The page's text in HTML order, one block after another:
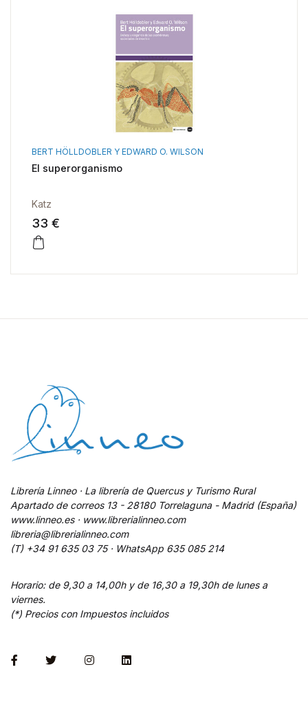
BERT HÖLLDOBLER Y EDWARD O. WILSON
El superorganismo
Katz
33 €
Librería Linneo · La librería de Quercus y Turismo Rural
Apartado de correos 13 - 28180 Torrelaguna - Madrid (España)
www.linneo.es · www.librerialinneo.com
libreria@librerialinneo.com
(T) +34 91 635 03 75 · WhatsApp 635 085 214
Horario: de 9,30 a 14,00h y de 16,30 a 19,30h de lunes a
viernes.
(*) Precios con Impuestos incluidos